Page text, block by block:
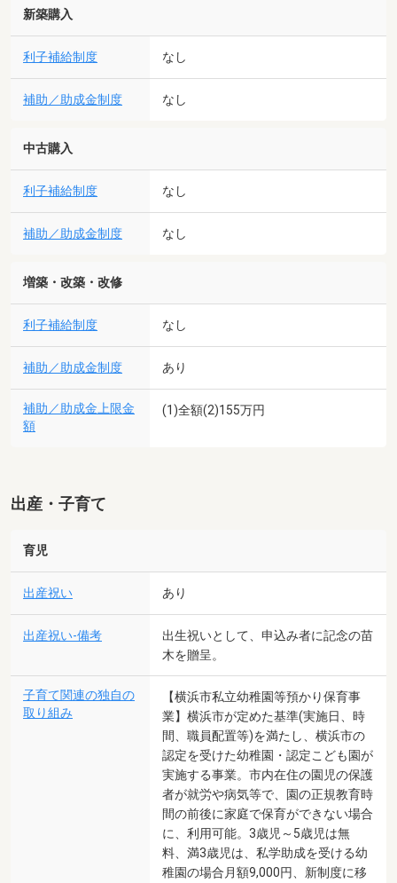
新築購入
利子補給制度 なし
補助／助成金制度 なし
中古購入
利子補給制度 なし
補助／助成金制度 なし
増築・改築・改修
利子補給制度 なし
補助／助成金制度 あり
補助／助成金上限金
額
(1)全額(2)155万円
出産・子育て
育児
出産祝い あり
出産祝い-備考
出生祝いとして、申込み者に記念の苗
木を贈呈。
子育て関連の独自の
取り組み
【横浜市私立幼稚園等預かり保育事
業】横浜市が定めた基準(実施日、時
間、職員配置等)を満たし、横浜市の
認定を受けた幼稚園・認定こども園が
実施する事業。市内在住の園児の保護
者が就労や病気等で、園の正規教育時
間の前後に家庭で保育ができない場合
に、利用可能。3歳児～5歳児は無
料、満3歳児は、私学助成を受ける幼
稚園の場合月額9,000円、新制度に移